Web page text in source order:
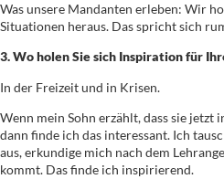
Was unsere Mandanten erleben: Wir
Situationen heraus. Das spricht sich
3. Wo holen Sie sich Inspiration für
In der Freizeit und in Krisen.
Wenn mein Sohn erzählt, dass sie jetzt
dann finde ich das interessant. Ich
aus, erkundige mich nach dem
kommt. Das finde ich inspirierend.